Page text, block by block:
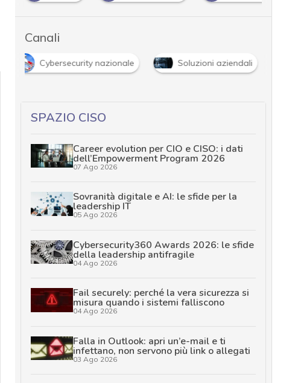
Canali
Cybersecurity nazionale Soluzioni aziendali
SPAZIO CISO
Career evolution per CIO e CISO: i dati
dell’Empowerment Program 2026
07 Ago 2026
Sovranità digitale e AI: le sfide per la
leadership IT
05 Ago 2026
Cybersecurity360 Awards 2026: le sfide
della leadership antifragile
04 Ago 2026
Fail securely: perché la vera sicurezza si
misura quando i sistemi falliscono
04 Ago 2026
Falla in Outlook: apri un’e-mail e ti
infettano, non servono più link o allegati
03 Ago 2026